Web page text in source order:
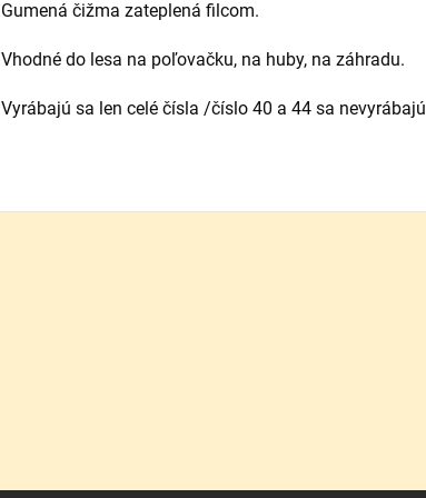
Gumená čižma zateplená filcom.
Vhodné do lesa na poľovačku, na huby, na záhradu.
Vyrábajú sa len celé čísla /číslo 40 a 44 sa